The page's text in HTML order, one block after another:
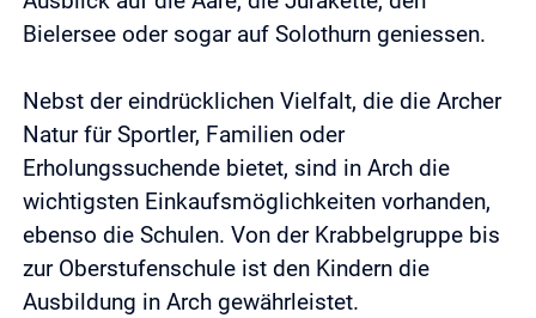
Bielersee oder sogar auf Solothurn geniessen.
Nebst der eindrücklichen Vielfalt, die die Archer
Natur für Sportler, Familien oder
Erholungssuchende bietet, sind in Arch die
wichtigsten Einkaufsmöglichkeiten vorhanden,
ebenso die Schulen. Von der Krabbelgruppe bis
zur Oberstufenschule ist den Kindern die
Ausbildung in Arch gewährleistet.